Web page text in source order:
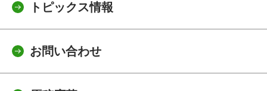
トピックス情報
お問い合わせ